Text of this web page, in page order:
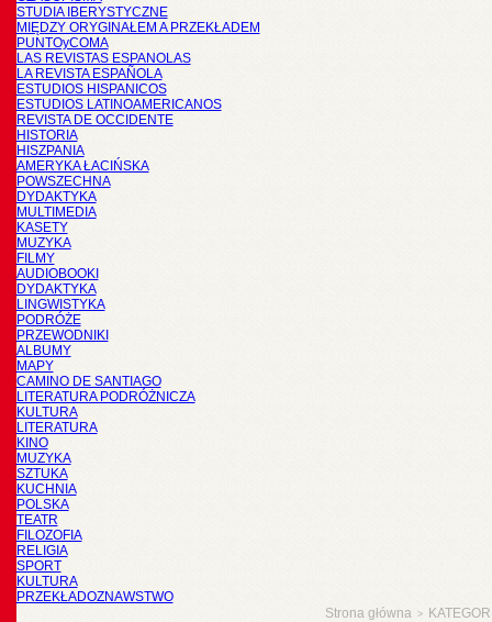
STUDIA IBERYSTYCZNE
MIĘDZY ORYGINAŁEM A PRZEKŁADEM
PUNTOyCOMA
LAS REVISTAS ESPANOLAS
LA REVISTA ESPAÑOLA
ESTUDIOS HISPANICOS
ESTUDIOS LATINOAMERICANOS
REVISTA DE OCCIDENTE
HISTORIA
HISZPANIA
AMERYKA ŁACIŃSKA
POWSZECHNA
DYDAKTYKA
MULTIMEDIA
KASETY
MUZYKA
FILMY
AUDIOBOOKI
DYDAKTYKA
LINGWISTYKA
PODRÓŻE
PRZEWODNIKI
ALBUMY
MAPY
CAMINO DE SANTIAGO
LITERATURA PODRÓŻNICZA
KULTURA
LITERATURA
KINO
MUZYKA
SZTUKA
KUCHNIA
POLSKA
TEATR
FILOZOFIA
RELIGIA
SPORT
KULTURA
PRZEKŁADOZNAWSTWO
Strona główna >